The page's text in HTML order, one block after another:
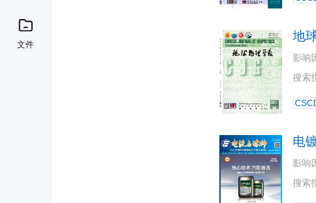
文件
地
影响
搜索
电
影响
搜索